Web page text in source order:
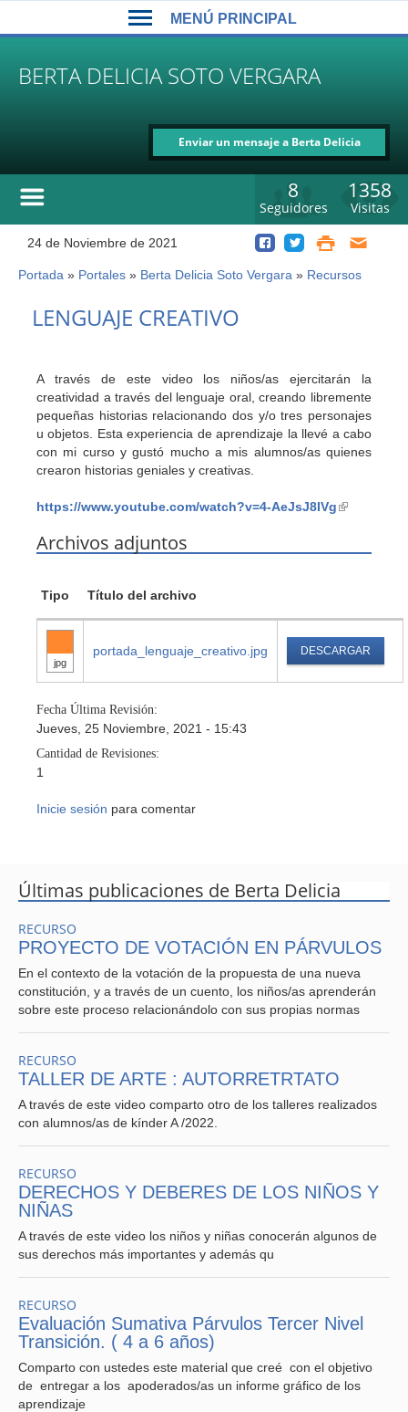
BERTA DELICIA SOTO VERGARA
Enviar un mensaje a Berta Delicia
1358
Visitas
8
Seguidores
24 de Noviembre de 2021
Usted
está
aquí
Portada » Portales » Berta Delicia Soto Vergara » Recursos
LENGUAJE CREATIVO
A través de este video los niños/as ejercitarán la
creatividad a través del lenguaje oral, creando libremente
pequeñas historias relacionando dos y/o tres personajes
u objetos. Esta experiencia de aprendizaje la llevé a cabo
con mi curso y gustó mucho a mis alumnos/as quienes
crearon historias geniales y creativas.
https://www.youtube.com/watch?v=4-AeJsJ8IVg(link
Archivos adjuntos
Tipo Título del archivo
jpg
portada_lenguaje_creativo.jpg DESCARGAR
Fecha Última Revisión:
Jueves, 25 Noviembre, 2021 - 15:43
Cantidad de Revisiones:
1
Inicie sesión para comentar
Últimas publicaciones de Berta Delicia
RECURSO
PROYECTO DE VOTACIÓN EN PÁRVULOS
En el contexto de la votación de la propuesta de una nueva
constitución, y a través de un cuento, los niños/as aprenderán
sobre este proceso relacionándolo con sus propias normas
RECURSO
TALLER DE ARTE : AUTORRETRTATO
A través de este video comparto otro de los talleres realizados
con alumnos/as de kínder A /2022.
RECURSO
DERECHOS Y DEBERES DE LOS NIÑOS Y
NIÑAS
A través de este video los niños y niñas conocerán algunos de
sus derechos más importantes y además qu
RECURSO
Evaluación Sumativa Párvulos Tercer Nivel
Transición. ( 4 a 6 años)
Comparto con ustedes este material que creé con el objetivo
de entregar a los apoderados/as un informe gráfico de los
aprendizaje
MENÚ PRINCIPAL
MENÚ
PRINCIPAL